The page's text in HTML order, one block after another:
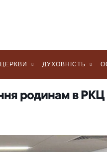
ДУХОВНІСТЬ
родинам в РКЦ